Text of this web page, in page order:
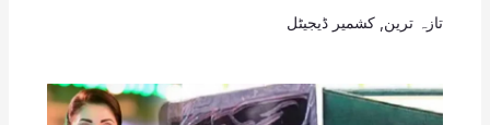
تازہ ترین کشمیر ڈیجیٹل